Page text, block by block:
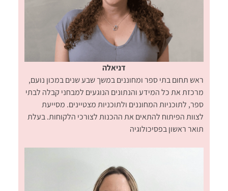
דניאלה
ראש תחום בתי ספר ומחוננים במשך שבע שנים במכון נועם,
מרכזת את כל המידע והנתונים הנוגעים למבחני קבלה לבתי
ספר, לתוכניות המחוננים ולתוכניות מצטיינים. מסייעת
לצוות הפיתוח להתאים את ההכנות לצורכי הלקוחות. בעלת
תואר ראשון בפסיכולוגיה